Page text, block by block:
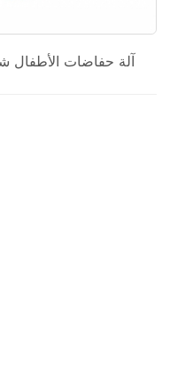
آلة حفاضات الأطفال